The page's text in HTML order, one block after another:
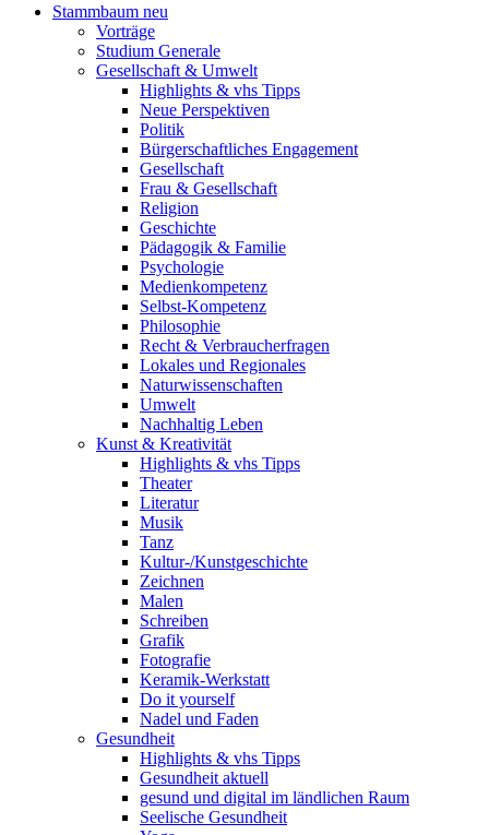
Stammbaum neu
Vorträge
Studium Generale
Gesellschaft & Umwelt
Highlights & vhs Tipps
Neue Perspektiven
Politik
Bürgerschaftliches Engagement
Gesellschaft
Frau & Gesellschaft
Religion
Geschichte
Pädagogik & Familie
Psychologie
Medienkompetenz
Selbst-Kompetenz
Philosophie
Recht & Verbraucherfragen
Lokales und Regionales
Naturwissenschaften
Umwelt
Nachhaltig Leben
Kunst & Kreativität
Highlights & vhs Tipps
Theater
Literatur
Musik
Tanz
Kultur-/Kunstgeschichte
Zeichnen
Malen
Schreiben
Grafik
Fotografie
Keramik-Werkstatt
Do it yourself
Nadel und Faden
Gesundheit
Highlights & vhs Tipps
Gesundheit aktuell
gesund und digital im ländlichen Raum
Seelische Gesundheit